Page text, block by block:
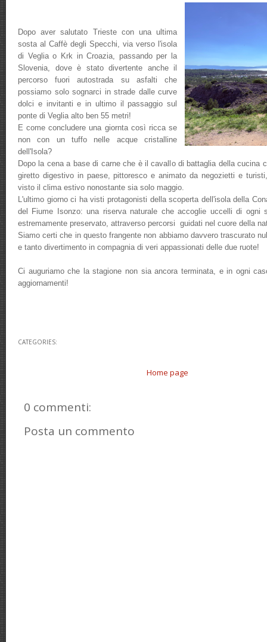
Dopo aver salutato Trieste con una ultima
sosta al Caffè degli Specchi, via verso l'isola
di Veglia o Krk in Croazia, passando per la
Slovenia, dove è stato divertente anche il
percorso fuori autostrada su asfalti che
possiamo solo sognarci in strade dalle curve
dolci e invitanti e in ultimo il passaggio sul
ponte di Veglia alto ben 55 metri!
E come concludere una giornta così ricca se
non con un tuffo nelle acque cristalline
dell'Isola?
Dopo la cena a base di carne che è il cavallo di battaglia della cucina
giretto digestivo in paese, pittoresco e animato da negozietti e
visto il clima estivo nonostante sia solo maggio.
L'ultimo giorno ci ha visti protagonisti della scoperta dell'isola della
del Fiume Isonzo: una riserva naturale che accoglie uccelli di ogni
estremamente preservato, attraverso percorsi guidati nel cuore della
Siamo certi che in questo frangente non abbiamo davvero trascurato
e tanto divertimento in compagnia di veri appassionati delle due ruote!
Ci auguriamo che la stagione non sia ancora terminata, e in ogni
aggiornamenti!
CATEGORIES:
Home page
0 commenti:
Posta un commento